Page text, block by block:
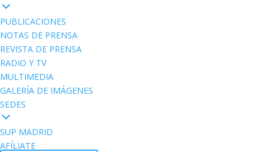
PUBLICACIONES
NOTAS DE PRENSA
REVISTA DE PRENSA
RADIO Y TV
MULTIMEDIA
GALERÍA DE IMÁGENES
SEDES
SUP MADRID
AFÍLIATE